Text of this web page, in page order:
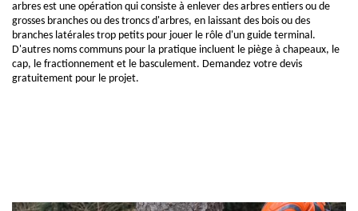
arbres est une opération qui consiste à enlever des arbres entiers ou de
grosses branches ou des troncs d'arbres, en laissant des bois ou des
branches latérales trop petits pour jouer le rôle d'un guide terminal.
D'autres noms communs pour la pratique incluent le piège à chapeaux, le
cap, le fractionnement et le basculement. Demandez votre devis
gratuitement pour le projet.